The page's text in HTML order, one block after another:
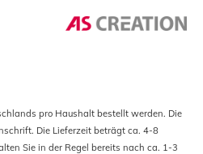
pro Haushalt bestellt werden. Die
Die Lieferzeit beträgt ca. 4-8
Sie in der Regel bereits nach ca. 1-3